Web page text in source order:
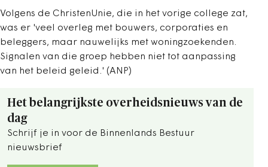
Volgens de ChristenUnie, die in het vorige college zat,
was er 'veel overleg met bouwers, corporaties en
beleggers, maar nauwelijks met woningzoekenden.
Signalen van die groep hebben niet tot aanpassing
van het beleid geleid.' (ANP)
Het belangrijkste overheidsnieuws van de
dag
Schrijf je in voor de Binnenlands Bestuur
nieuwsbrief